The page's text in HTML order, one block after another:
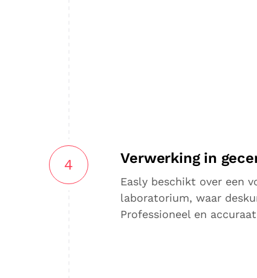
4 Verwerking in
Easly beschikt over een
laboratorium, waar
Professioneel en